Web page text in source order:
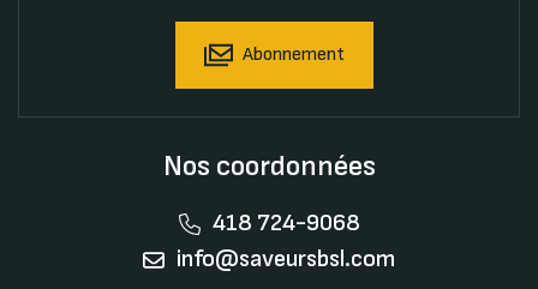
Abonnement
Nos coordonnées
418 724-9068
info@saveursbsl.com